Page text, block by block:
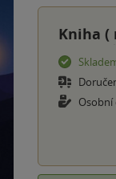
Kniha (